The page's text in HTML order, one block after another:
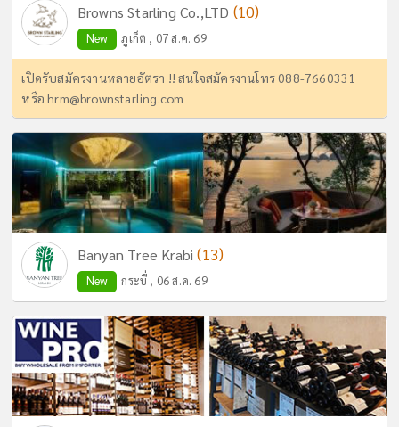
Browns Starling Co.,LTD (10)
New ภูเก็ต , 07 ส.ค. 69
เปิดรับสมัครงานหลายอัตรา !! สนใจสมัครงานโทร 088-7660331
หรือhrm@brownstarling.com
Banyan Tree Krabi(13)
New กระบี่ , 06 ส.ค. 69